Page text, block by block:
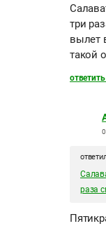
три
вылет
такой
ответить
раза